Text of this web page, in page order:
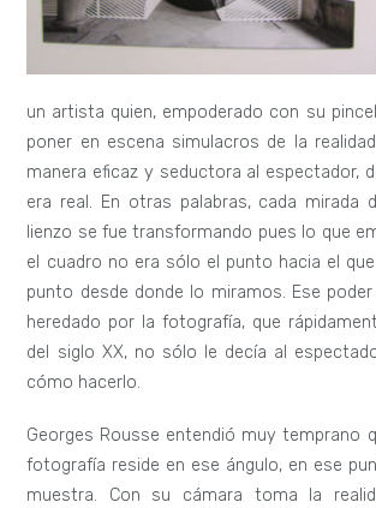
un artista quien, empoderado con su
poner en escena simulacros de la
manera eficaz y seductora al espectador,
era real. En otras palabras, cada mirada
lienzo se fue transformando pues lo que
el cuadro no era sólo el punto hacia el
punto desde donde lo miramos. Ese
heredado por la fotografía, que
del siglo XX, no sólo le decía al
cómo hacerlo.
Georges Rousse entendió muy temprano
fotografía reside en ese ángulo, en ese
muestra. Con su cámara toma la